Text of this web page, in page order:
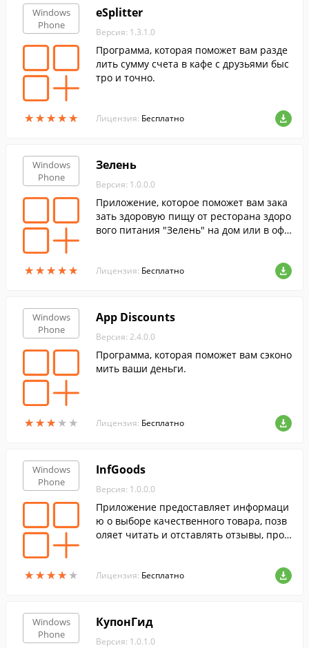
Windows
Phone
★★★★★
★★★★★
eSplitter
Версия: 1.3.1.0
Программа, которая поможет вам разде
лить сумму счета в кафе с друзьями быс
тро и точно.
Лицензия: Бесплатно
Windows
Phone
★★★★★
★★★★★
Зелень
Версия: 1.0.0.0
Приложение, которое поможет вам зака
зать здоровую пищу от ресторана здоро
вого питания "Зелень" на дом или в офи
Лицензия: Бесплатно
Windows
Phone
★★★ ★ ★
★★★ ★ ★
App Discounts
Версия: 2.4.0.0
Программа, которая поможет вам сэконо
мить ваши деньги.
Лицензия: Бесплатно
Windows
Phone
★★★★ ★
★★★★ ★
InfGoods
Версия: 1.0.0.0
Приложение предоставляет информаци
ю о выборе качественного товара, позв
оляет читать и отставлять отзывы, прос
Лицензия: Бесплатно
Windows
Phone
КупонГид
Версия: 1.0.1.0